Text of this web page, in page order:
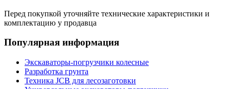
Перед покупкой уточняйте технические характеристики и
комплектацию у продавца
Популярная информация
Экскаваторы-погрузчики колесные
Разработка грунта
Техника JCB для лесозаготовки